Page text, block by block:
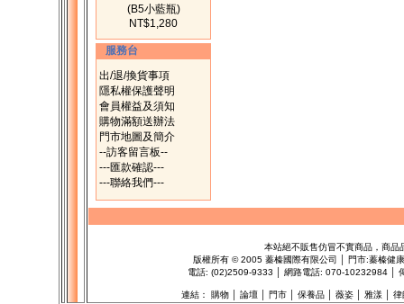
(B5小藍瓶)
NT$1,280
服務台
出/退/換貨事項
隱私權保護聲明
會員權益及須知
購物滿額送辦法
門市地圖及簡介
--訪客留言板--
---匯款確認---
---聯絡我們---
本站絕不販售仿冒不實商品，商品
版權所有 ©2005 蓁榛國際有限公司 │ 門市:蓁榛健
電話: (02)2509-9333 │ 網路電話: 070-10232984 │
連結： 購物│ 論壇│ 門市│ 保養品│ 薇姿│ 雅漾 律